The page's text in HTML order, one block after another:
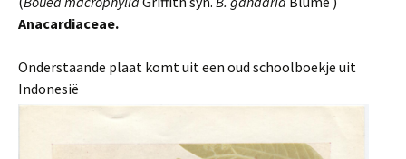
Anacardiaceae.
Onderstaande plaat komt uit een oud schoolboekje uit
Indonesië